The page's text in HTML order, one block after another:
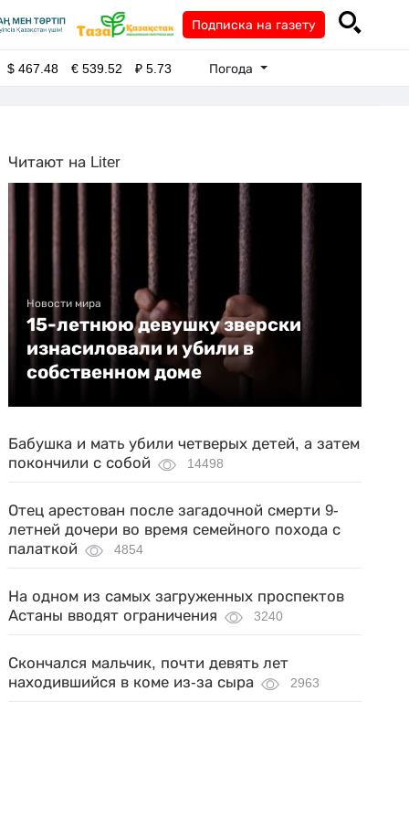
Подписка на газету
$467.48 €539.52 ₽5.73 Погода
Читают на Liter
Новости мира
15-летнюю девушку зверски
изнасиловали и убили в
собственном доме
Бабушка и мать убили четверых детей, а затем
покончили с собой
14498
Отец арестован после загадочной смерти 9-
летней дочери во время семейного похода с
палаткой
4854
На одном из самых загруженных проспектов
Астаны вводят ограничения
3240
Скончался мальчик, почти девять лет
находившийся в коме из-за сыра
2963